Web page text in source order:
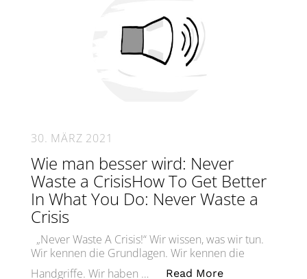
30. MÄRZ 2021
Wie man besser wird: Never
Waste a CrisisHow To Get Better
In What You Do: Never Waste a
Crisis
„Never Waste A Crisis!“ Wir wissen, was wir tun.
Wir kennen die Grundlagen. Wir kennen die
Handgriffe. Wir haben …
Read More„Wie man